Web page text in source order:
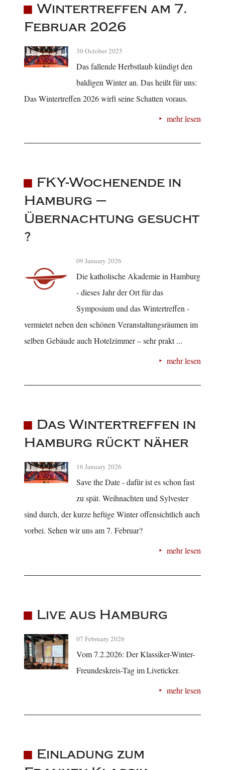
Wintertreffen am 7.
Februar 2026
30 October 2025
Das fallende Herbstlaub kündigt den
baldigen Winter an. Das heißt für uns:
Das Wintertreffen 2026 wirft seine Schatten voraus.
mehr lesen
FKY-Wochenende in
Hamburg –
Übernachtung gesucht
?
09 January 2026
Die katholische Akademie in Hamburg
- dieses Jahr der Ort für das
Symposium und das Wintertreffen -
vermietet neben den schönen Veranstaltungsräumen im
selben Gebäude auch Hotelzimmer – sehr prakt ...
mehr lesen
Das Wintertreffen in
Hamburg rückt näher
16 January 2026
Save the Date - dafür ist es schon fast
zu spät. Weihnachten und Sylvester
sind durch, der kurze heftige Winter offensichtlich auch
vorbei. Sehen wir uns am 7. Februar?
mehr lesen
Live aus Hamburg
07 February 2026
Vom 7.2.2026: Der Klassiker-Winter-
Freundeskreis-Tag im Liveticker.
mehr lesen
Einladung zum